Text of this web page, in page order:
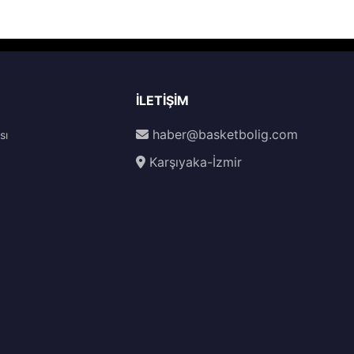
İLETIŞIM
haber@basketbolig.com
Karşıyaka-İzmir